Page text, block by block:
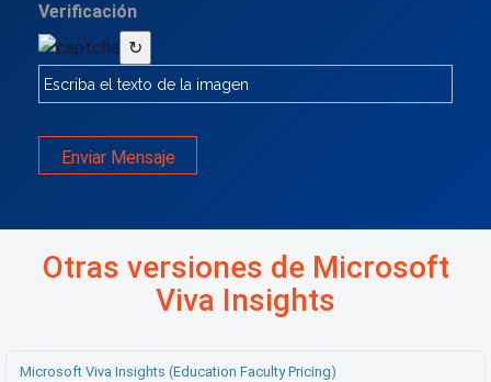
Verificación
↻
Enviar Mensaje
Otras versiones de Microsoft
Viva Insights
Microsoft Viva Insights (Education Faculty Pricing)